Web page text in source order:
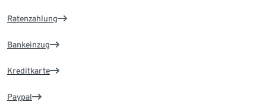
Ratenzahlung
Bankeinzug
Kreditkarte
Paypal